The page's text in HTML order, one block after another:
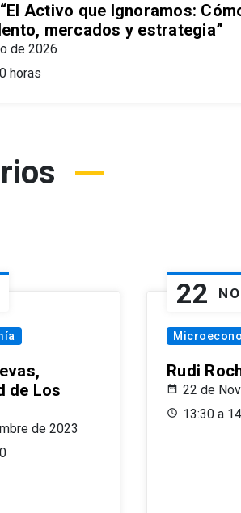
Activo que Ignoramos:
mercados y estrategia”
de 2026
horas
de Los
de 2023
22
Rudi
22 de
13:30 a